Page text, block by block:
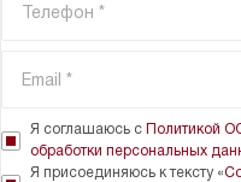
Я соглашаюсь с Политикой
обработки персональных
Я присоединяюсь к тексту «